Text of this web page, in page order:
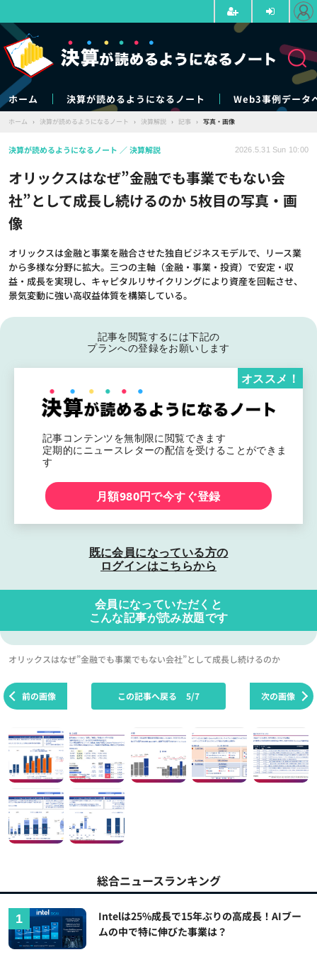
ホーム 決算が読めるようになるノート Web3事例データ
ホーム › 決算が読めるようになるノート › 決算解説 › 記事 › 写真・画像
オリックスはなぜ”金融でも事業でもない会
社”として成長し続けるのか 5枚目の写真・画
像
オリックスは金融と事業を融合させた独自ビジネスモデルで、リース業
から多様な分野に拡大。三つの主軸（金融・事業・投資）で安定・収
益・成長を実現し、キャピタルリサイクリングにより資産を回転させ、
景気変動に強い高収益体質を構築している。
決算が読めるようになるノート 決算解説 2026.5.31 Sun 10:00
記事を閲覧するには下記の
プランへの登録をお願いします
記事コンテンツを無制限に閲覧できます
定期的にニュースレターの配信を受けることができま
す
オススメ！
月額980円で今すぐ登録
既に会員になっている方の
ログインはこちらから
会員になっていただくと
こんな記事が読み放題です
オリックスはなぜ”金融でも事業でもない会社”として成長し続けるのか
前の画像 次の画像
この記事へ戻る 5/7
総合ニュースランキング
Intelは25%成長で15年ぶりの高成長！AIブー
ムの中で特に伸びた事業は？